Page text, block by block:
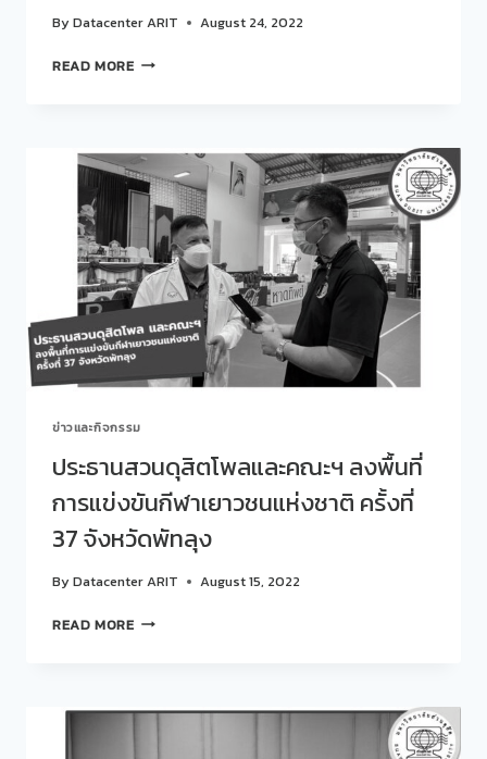
ByDatacenter ARIT August 24, 2022
READ MOREรายงาน
และ
รายงาน
ผล
การ
ประเมิน
คุณภาพ
การ
ศึกษา
ภายใน
(CAR)
ประจำ
การ
๒๕๖๔
ตาม
ระบบ
SDU
ข่าวและกิจกรรม
ประธานสวนดุสิตโพลและคณะฯ ลงพื้นที่
การแข่งขันกีฬาเยาวชนแห่งชาติ ครั้งที่
37 จังหวัดพัทลุง
ByDatacenter ARIT August 15, 2022
READ MOREประธาน
โพล